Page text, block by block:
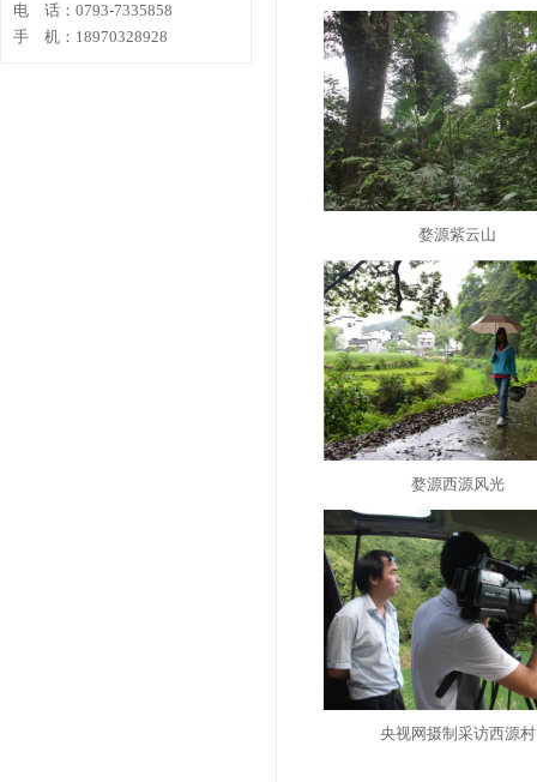
电 话：0793-7335858
手 机：18970328928
婺源紫云山
婺源西源风光
央视网摄制采访西源村